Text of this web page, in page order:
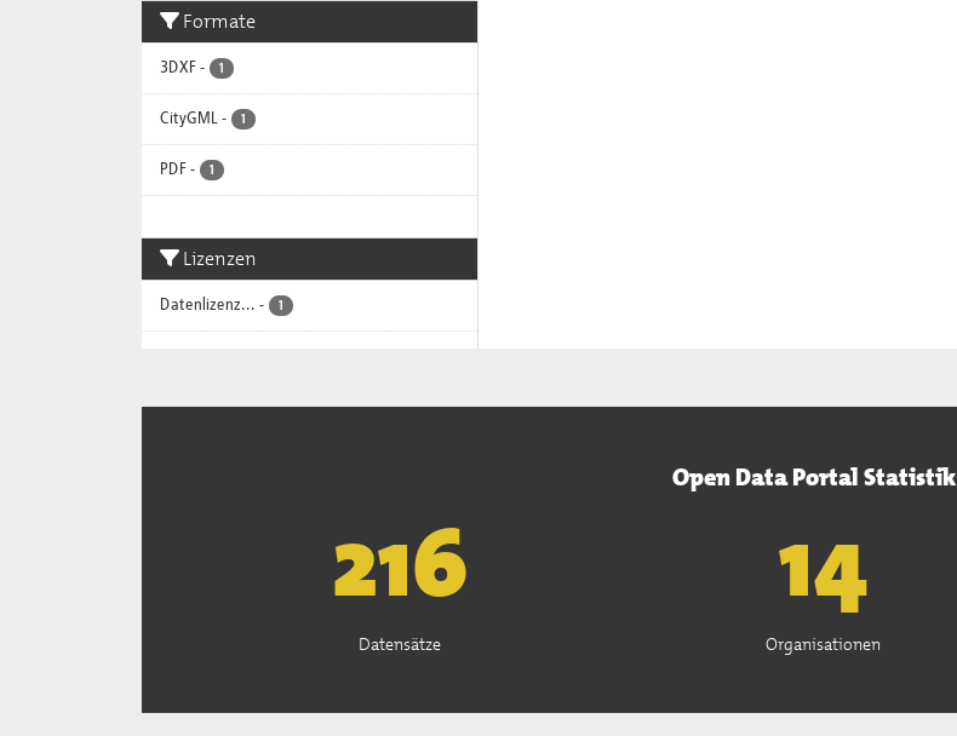
Formate
3DXF - 1
CityGML - 1
PDF - 1
Lizenzen
Datenlizenz... - 1
Open Data Portal Statistik
221
Datensätze
15
Organisationen